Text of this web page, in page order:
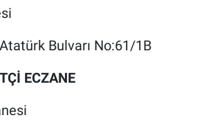
Bulvarı No:61/1B
ECZANE